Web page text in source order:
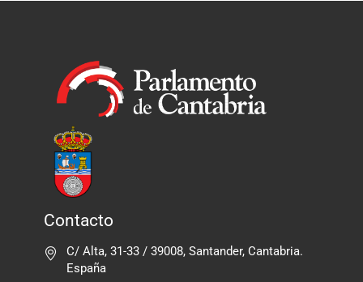
Contacto
C/ Alta, 31-33 / 39008, Santander, Cantabria.
España